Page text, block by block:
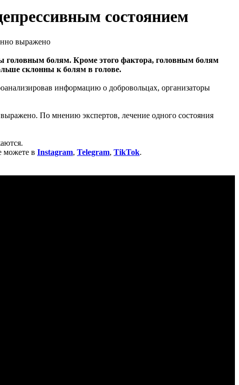
состоянием
выражено
головным болям. Кроме этого фактора, головным болям
склонны к болям в голове.
информацию о добровольцах, организаторы
По мнению экспертов, лечение одного состояния
можете в Instagram, Telegram, TikTok.